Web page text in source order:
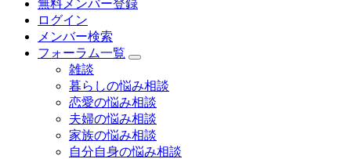
無料メンバー登録
ログイン
メンバー検索
フォーラム一覧
雑談
暮らしの悩み相談
恋愛の悩み相談
夫婦の悩み相談
家族の悩み相談
自分自身の悩み相談